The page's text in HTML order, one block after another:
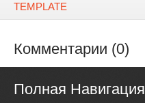
TEMPLATE
Комментарии (0)
Полная Навигация